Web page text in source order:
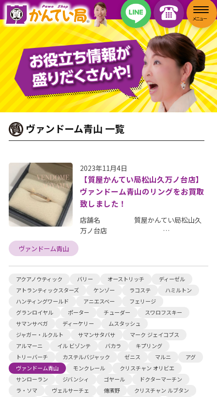
ヴァンドーム青山 一覧
2023年11月4日
【質屋かんてい局松山久万ノ台店】
ヴァンドーム青山のリングをお買取
致しました！
店舗名 質屋かんてい局松山久
万ノ台店 …
ヴァンドーム青山
アクアノウティック バリー オーストリッチ
ディーゼル
アトランティックスターズ
ケンゾー ラコステ
ハミルトン
ハンティングワールド
アニエスベー
フェリージ
グランロイヤル
ポーター チューダー
スワロフスキー
サマンサベガ
ディーケリー
ムスタッシュ
ジャガー・ルクルト
サマンサタバサ
マーク ジェイコブス
アルマーニ
イル ビゾンテ バカラ
キプリング
トリーバーチ
カステルバジャック ゼニス マルニ
アグ
ヴァンドーム青山
モンクレール
クリスチャン オリビエ
サンローラン
ジバンシィ ゴヤール
ドクターマーチン
ラ・ソマ
ヴェルサーチェ 傳濱野
クリスチャン ルブタン